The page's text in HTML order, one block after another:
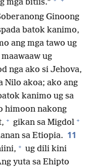
mga bitiis.” *
Ginoong
batok kanimo,
ang mga tawo ug
ug
nga ako si Jehova,
Nilo akoa; ako ang
kanimo ug sa
himoon nakong
+ gikan sa Migdol +
sa Etiopia. 11
+ ug dili kini
yuta sa Ehipto